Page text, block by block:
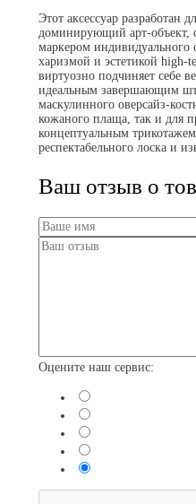
Этот аксессуар разработан
доминирующий арт-объект,
маркером
харизмой и эстетикой high-
виртуозно подчиняет себе
идеальным завершающим
маскулинного оверсайз-
кожаного плаща, так и для
концептуальным
респектабельного лоска и
Ваш отзыв о
Оцените наш сервис: